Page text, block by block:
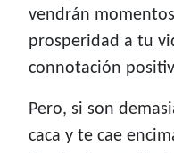
vendrán
prosperidad a tu
connotación
Pero, si son
caca y te cae